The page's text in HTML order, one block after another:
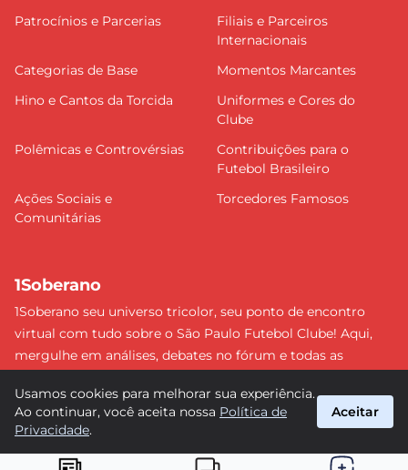
Patrocínios e Parcerias
Filiais e Parceiros
Internacionais
Categorias de Base
Momentos Marcantes
Hino e Cantos da Torcida
Uniformes e Cores do
Clube
Polêmicas e Controvérsias
Contribuições para o
Futebol Brasileiro
Ações Sociais e
Comunitárias
Torcedores Famosos
1Soberano
1Soberano seu universo tricolor, seu ponto de encontro
virtual com tudo sobre o São Paulo Futebol Clube! Aqui,
mergulhe em análises, debates no fórum e todas as
detalhe e faça parte dessa comunidade apaixonada pelo
tricolor paulista. #SPFC #SãoPaulo #1Soberano
Usamos cookies para melhorar sua experiência.
Ao continuar, você aceita nossa Política de
Privacidade.
Aceitar